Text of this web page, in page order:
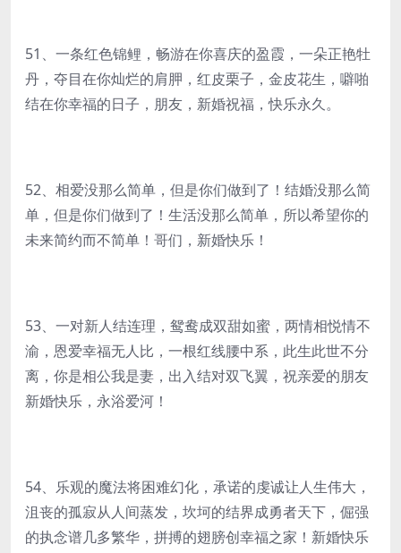
51、一条红色锦鲤，畅游在你喜庆的盈霞，一朵正艳牡
丹，夺目在你灿烂的肩胛，红皮栗子，金皮花生，噼啪
结在你幸福的日子，朋友，新婚祝福，快乐永久。
52、相爱没那么简单，但是你们做到了！结婚没那么简
单，但是你们做到了！生活没那么简单，所以希望你的
未来简约而不简单！哥们，新婚快乐！
53、一对新人结连理，鸳鸯成双甜如蜜，两情相悦情不
渝，恩爱幸福无人比，一根红线腰中系，此生此世不分
离，你是相公我是妻，出入结对双飞翼，祝亲爱的朋友
新婚快乐，永浴爱河！
54、乐观的魔法将困难幻化，承诺的虔诚让人生伟大，
沮丧的孤寂从人间蒸发，坎坷的结界成勇者天下，倔强
的执念谱几多繁华，拼搏的翅膀创幸福之家！新婚快乐